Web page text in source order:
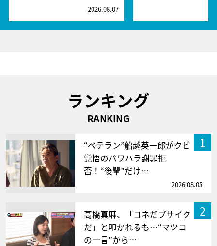
2026.08.07
ランキング
RANKING
1
“ベテラン”船越英一郎がクビ
覚悟のパワハラ謝罪拒
否！“後輩”だけ…
2026.08.05
2
高橋真麻、「コネだブサイク
だ」と叩かれるも…“マツコ
の一言”から…